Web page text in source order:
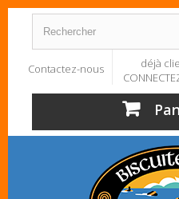
Contactez-nous
déjà